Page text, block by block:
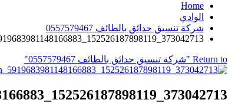
Home
الوادي
شركة تنسيق حدائق بالطائف 0557579467
373042713_152526187898119_5919683981148166883_n
Return to "شركة تنسيق حدائق بالطائف 0557579467"
373042713_152526187898119_5919683981148166883_n